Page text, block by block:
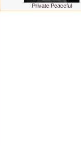
Private Peaceful